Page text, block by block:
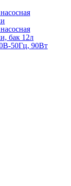
бак 12л
50Гц, 90Вт